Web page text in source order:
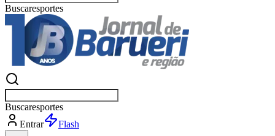
Buscarpol
Buscarpol
Entrar
Flash